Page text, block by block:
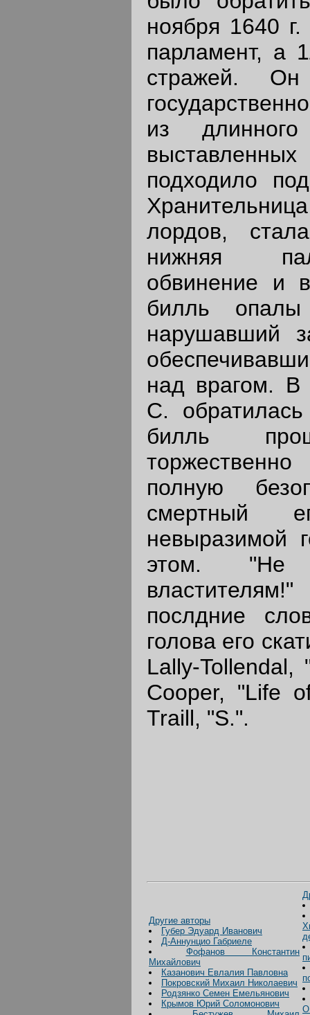
ноября 1640
парламент, а
стражей.
из
подходило
лордов,
нижняя
обвинение и
билль
нарушавший
над врагом. В
С.
билль
полную
смертный
невыразимой
этом. "Не
послдние
голова его
Lally-
Cooper, "Life
Traill, "S.".
Другие авторы
Губер Эдуард Иванович
Д-Аннунцио Габриеле
Фофанов Константин
Михайлович
Казанович Евлалия Павловна
Покровский Михаил Николаевич
Родзянко Семен Емельянович
Крымов Юрий Соломонович
О